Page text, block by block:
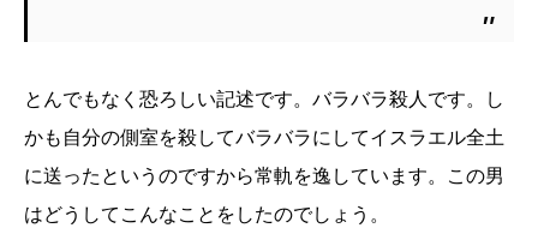
とんでもなく恐ろしい記述です。バラバラ殺人です。し
かも自分の側室を殺してバラバラにしてイスラエル全土
に送ったというのですから常軌を逸しています。この男
はどうしてこんなことをしたのでしょう。